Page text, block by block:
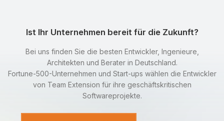
Ist Ihr Unternehmen bereit für die Zukunft?
Bei uns finden Sie die besten Entwickler, Ingenieure,
Architekten und Berater in Deutschland.
Fortune-500-Unternehmen und Start-ups wählen die Entwickler
von Team Extension für ihre geschäftskritischen
Softwareprojekte.